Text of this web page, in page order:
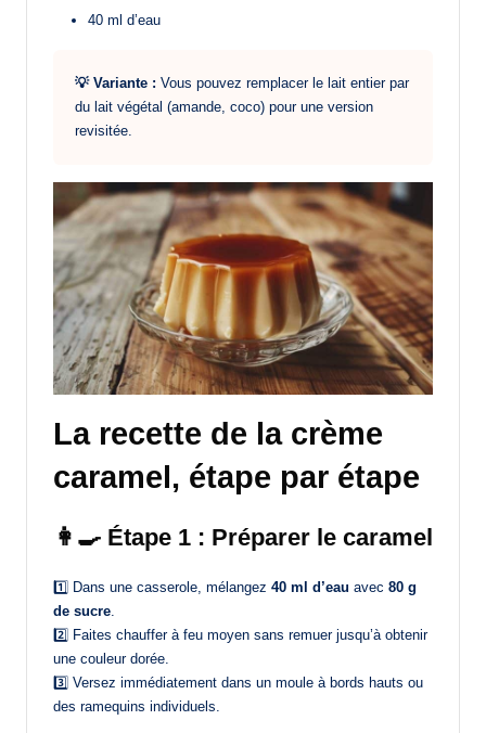
40 ml d’eau
💡 Variante : Vous pouvez remplacer le lait entier par
du lait végétal (amande, coco) pour une version
revisitée.
La recette de la crème
caramel, étape par étape
👩‍🍳 Étape 1 : Préparer le caramel
1️⃣ Dans une casserole, mélangez 40 ml d’eau avec 80 g
de sucre
2️⃣ Faites chauffer à feu moyen sans remuer jusqu’à obtenir
une couleur dorée.
3️⃣ Versez immédiatement dans un moule à bords hauts ou
des ramequins individuels.